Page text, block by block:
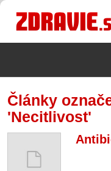
Články
'Necitlivost'